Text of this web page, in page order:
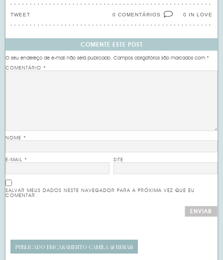
0 IN LOVE
0 COMENTÁRIOS
TWEET
COMENTE ESTE POST
O seu endereço de e-mail não será publicado. Campos obrigatórios são marcados com*
COMENTÁRIO*
NOME*
E-MAIL* SITE
SALVAR MEUS DADOS NESTE NAVEGADOR PARA A PRÓXIMA VEZ QUE EU
COMENTAR.
PUBLICADO EMCASAMENTO CAMILA & RENAN